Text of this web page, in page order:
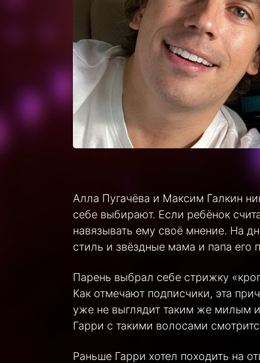
Алла Пугачёва и Максим Галкин
себе выбирают. Если ребёнок
навязывать ему своё мнение. На
стиль и звёздные мама и папа его
Парень выбрал себе стрижку
Как отмечают подписчики, эта
уже не выглядит таким же милым
Гарри с такими волосами
Раньше Гарри хотел походить на